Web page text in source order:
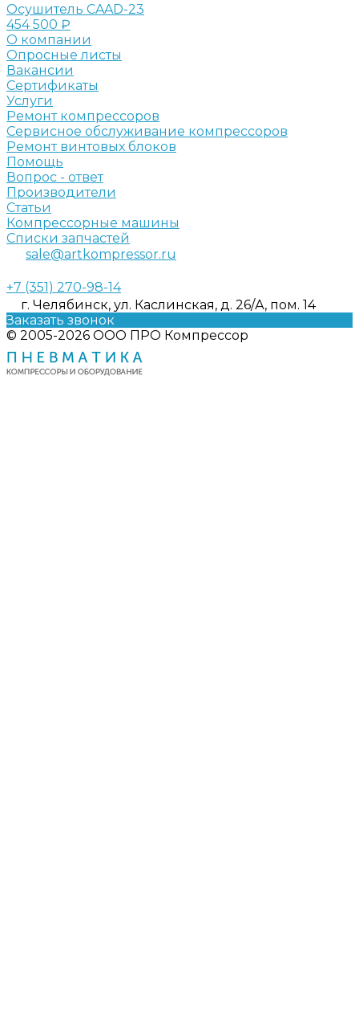
Осушитель CAAD-23
454 500 ₽
О компании
Опросные листы
Вакансии
Сертификаты
Услуги
Ремонт компрессоров
Сервисное обслуживание компрессоров
Ремонт винтовых блоков
Помощь
Вопрос - ответ
Производители
Статьи
Компрессорные машины
Списки запчастей
sale@artkompressor.ru
+7 (351) 270-98-14
г. Челябинск, ул. Каслинская, д. 26/А, пом. 14
Заказать звонок
© 2005-2026 ООО ПРО Компрессор